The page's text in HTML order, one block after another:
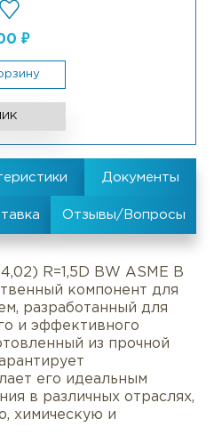
₽
R=1,5D BW ASME B
компонент для
разработанный для
и эффективного
из прочной
его идеальным
в различных отраслях,
химическую и